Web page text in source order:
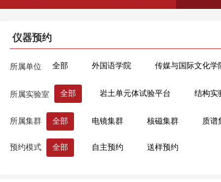
仪器预约
所属单位 全部 外国语学院 传媒与国际文化学
心理与行为科学系
海洋学院
生物医学工程与仪器科学学院 生命科学学
药学院
生命科学研究院
所属实验室 全部 岩土单元体试验平台 结构实
建筑智能建造实验室
结构耐久性实验室
所属集群 全部 电镜集群 核磁集群 质谱
预约模式 全部 自主预约 送样预约